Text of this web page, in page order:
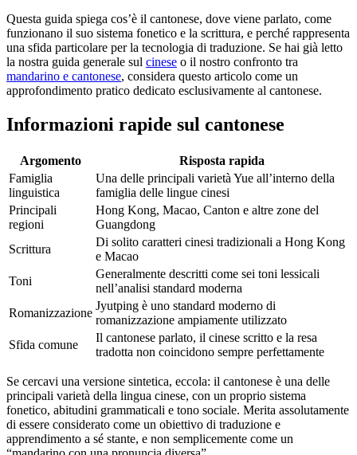
Questa guida spiega cos’è il cantonese, dove viene parlato, come
funzionano il suo sistema fonetico e la scrittura, e perché rappresenta
una sfida particolare per la tecnologia di traduzione. Se hai già letto
la nostra guida generale sul cinese o il nostro confronto tra
mandarino e cantonese, considera questo articolo come un
approfondimento pratico dedicato esclusivamente al cantonese.
Informazioni rapide sul cantonese
Argomento
Risposta rapida
Famiglia
linguistica
Una delle principali varietà Yue all’interno della
famiglia delle lingue cinesi
Principali
regioni
Hong Kong, Macao, Canton e altre zone del
Guangdong
Scrittura
Di solito caratteri cinesi tradizionali a Hong Kong
e Macao
Toni
Generalmente descritti come sei toni lessicali
nell’analisi standard moderna
Romanizzazione
Jyutping è uno standard moderno di
romanizzazione ampiamente utilizzato
Sfida comune
Il cantonese parlato, il cinese scritto e la resa
tradotta non coincidono sempre perfettamente
Se cercavi una versione sintetica, eccola: il cantonese è una delle
principali varietà della lingua cinese, con un proprio sistema
fonetico, abitudini grammaticali e tono sociale. Merita assolutamente
di essere considerato come un obiettivo di traduzione e
apprendimento a sé stante, e non semplicemente come un